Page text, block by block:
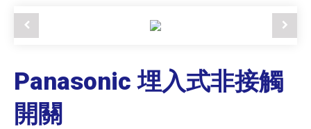
Panasonic 埋入式非接觸
開關